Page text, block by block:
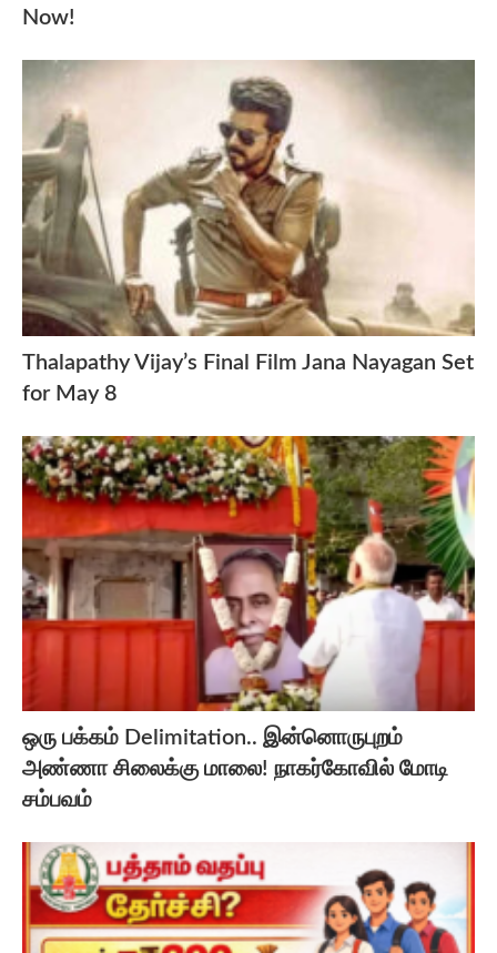
Now!
Thalapathy Vijay’s Final Film Jana Nayagan Set
for May 8
ஒரு பக்கம் Delimitation.. இன்னொருபுறம்
அண்ணா சிலைக்கு மாலை! நாகர்கோவில் மோடி
சம்பவம்